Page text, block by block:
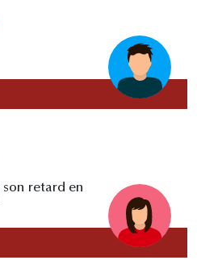
son retard en